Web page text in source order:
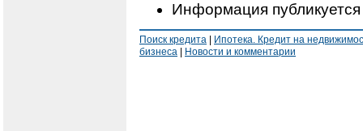
Информация
Поиск кредита
Ипотека. Кредит на
бизнеса
Новости и комментарии